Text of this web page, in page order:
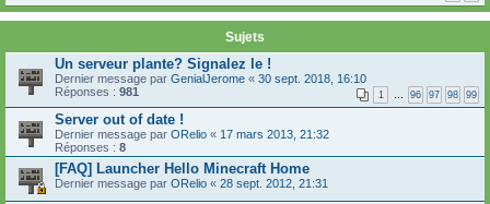
Sujets
Un serveur plante? Signalez le !
Dernier message par GenialJerome « 30 sept. 2018, 16:10
Réponses : 981 1 … 96 97 98 99
Server out of date !
Dernier message par ORelio « 17 mars 2013, 21:32
Réponses : 8
[FAQ] Launcher Hello Minecraft Home
Dernier message par ORelio « 28 sept. 2012, 21:31